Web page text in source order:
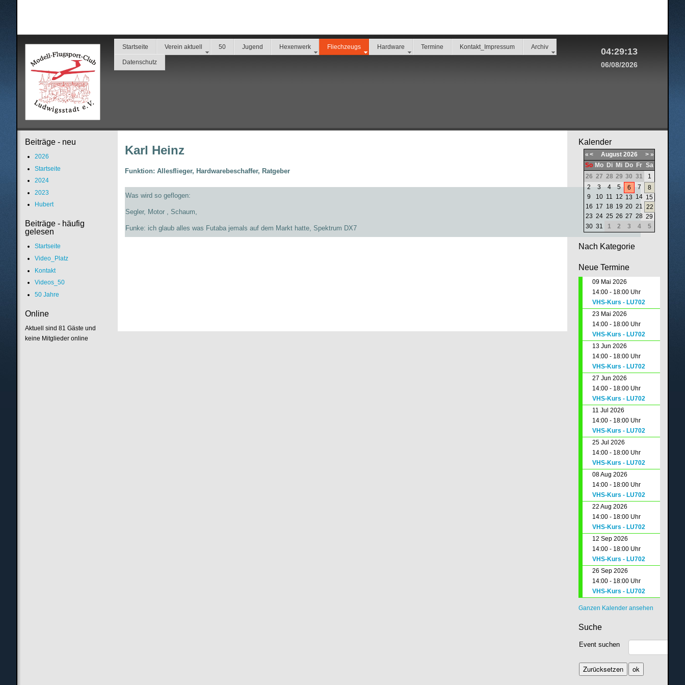
Startseite Verein aktuell 50 Jugend Hexenwerk Fliechzeugs Hardware Termine Kontakt_Impressum Archiv
Datenschutz
04:29:13
06/08/2026
Karl Heinz
Funktion: Allesflieger, Hardwarebeschaffer, Ratgeber
Was wird so geflogen:
Segler, Motor , Schaum,
Funke: ich glaub alles was Futaba jemals auf dem Markt hatte, Spektrum DX7
Beiträge - neu
2026
Startseite
2024
2023
Hubert
Beiträge - häufig
gelesen
Startseite
Video_Platz
Kontakt
Videos_50
50 Jahre
Online
Aktuell sind 81 Gäste und
keine Mitglieder online
Kalender
« < August 2026 > »
So Mo Di Mi Do Fr Sa
26 27 28 29 30 31
1
2
3 4 5 6 7
8
9
10 11 12 13 14 15
16 17 18 19 20 21 22
23 24 25 26 27 28 29
30 31 1 2 3 4 5
Nach Kategorie
Neue Termine
09 Mai 2026
14:00 - 18:00 Uhr
VHS-Kurs - LU702
23 Mai 2026
14:00 - 18:00 Uhr
VHS-Kurs - LU702
13 Jun 2026
14:00 - 18:00 Uhr
VHS-Kurs - LU702
27 Jun 2026
14:00 - 18:00 Uhr
VHS-Kurs - LU702
11 Jul 2026
14:00 - 18:00 Uhr
VHS-Kurs - LU702
25 Jul 2026
14:00 - 18:00 Uhr
VHS-Kurs - LU702
08 Aug 2026
14:00 - 18:00 Uhr
VHS-Kurs - LU702
22 Aug 2026
14:00 - 18:00 Uhr
VHS-Kurs - LU702
12 Sep 2026
14:00 - 18:00 Uhr
VHS-Kurs - LU702
26 Sep 2026
14:00 - 18:00 Uhr
VHS-Kurs - LU702
Ganzen Kalender ansehen
Suche
Event suchen